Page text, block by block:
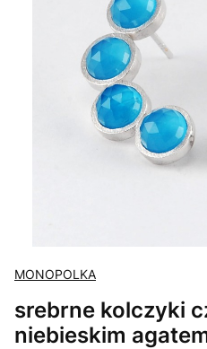
MONOPOLKA
srebrne kolczyki
niebieskim